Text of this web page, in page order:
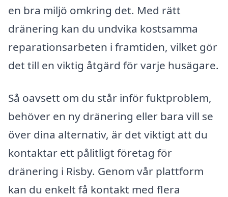
en bra miljö omkring det. Med rätt
dränering kan du undvika kostsamma
reparationsarbeten i framtiden, vilket gör
det till en viktig åtgärd för varje husägare.
Så oavsett om du står inför fuktproblem,
behöver en ny dränering eller bara vill se
över dina alternativ, är det viktigt att du
kontaktar ett pålitligt företag för
dränering i Risby. Genom vår plattform
kan du enkelt få kontakt med flera